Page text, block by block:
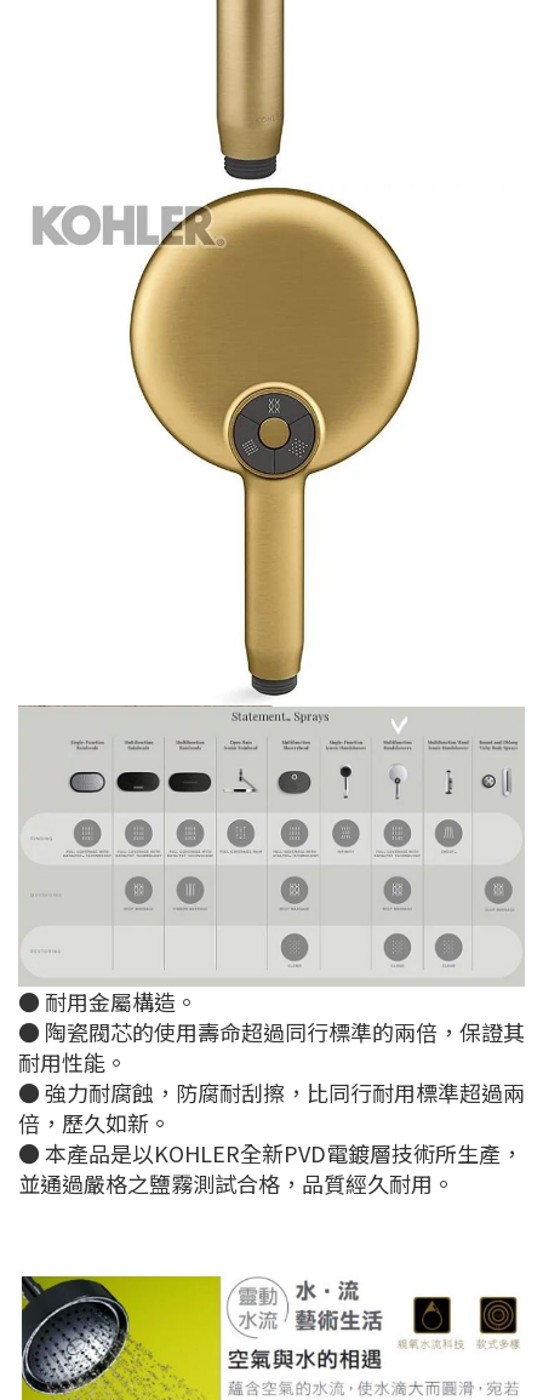
● 耐用金屬構造。
● 陶瓷閥芯的使用壽命超過同行標準的兩倍，保證其
耐用性能。
● 強力耐腐蝕，防腐耐刮擦，比同行耐用標準超過兩
倍，歷久如新。
● 本產品是以KOHLER全新PVD電鍍層技術所生產，
並通過嚴格之鹽霧測試合格，品質經久耐用。